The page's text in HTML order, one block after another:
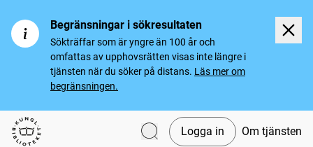
Begränsningar i sökresultaten
Sökträffar som är yngre än 100 år och
omfattas av upphovsrätten visas inte längre i
tjänsten när du söker på distans. Läs mer om
begränsningen.
Svenska tidningar
Logga in Om tjänsten